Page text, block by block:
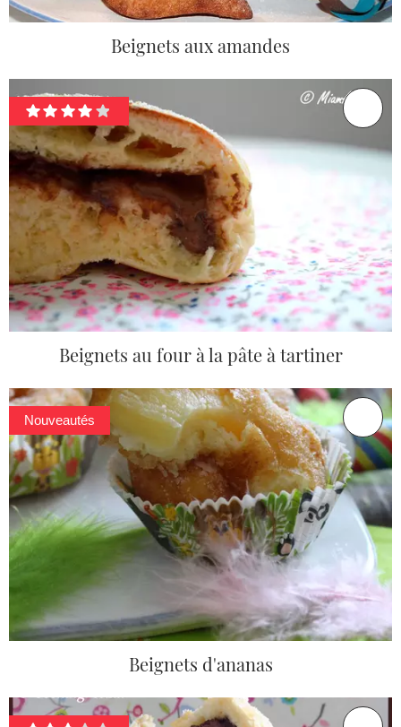
Beignets aux amandes
Beignets au four à la pâte à tartiner
Nouveautés
Beignets d'ananas